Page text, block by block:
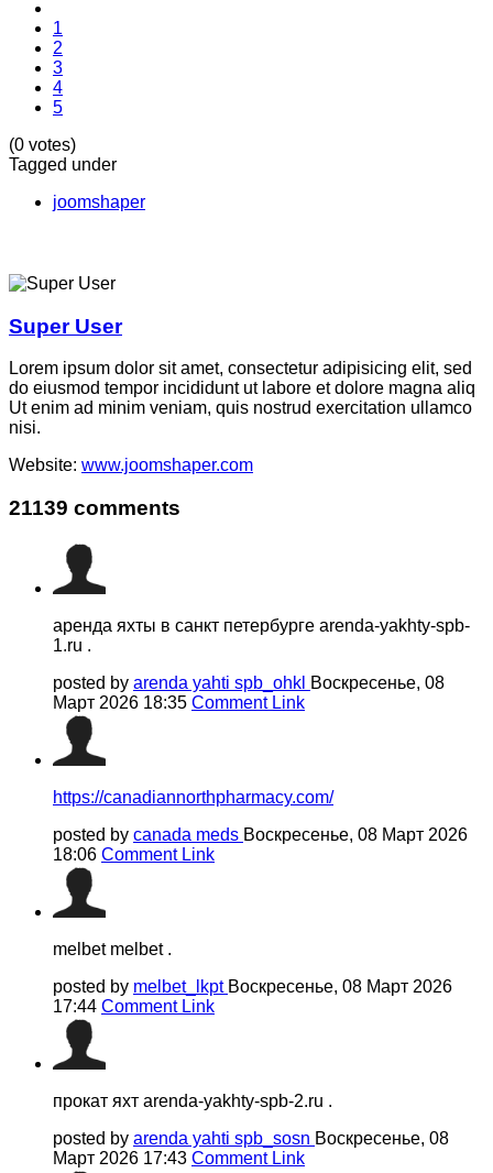
1
2
3
4
5
(0 votes)
Tagged under
joomshaper
Super User
Lorem ipsum dolor sit amet, consectetur adipisicing elit, sed
do eiusmod tempor incididunt ut labore et dolore magna aliq
Ut enim ad minim veniam, quis nostrud exercitation ullamco
nisi.
Website: www.joomshaper.com
21139 comments
аренда яхты в санкт петербурге arenda-yakhty-spb-
1.ru .
posted by arenda yahti spb_ohkl Воскресенье, 08
Март 2026 18:35 Comment Link
https://canadiannorthpharmacy.com/
posted by canada meds Воскресенье, 08 Март 2026
18:06 Comment Link
melbet melbet .
posted by melbet_lkpt Воскресенье, 08 Март 2026
17:44 Comment Link
прокат яхт arenda-yakhty-spb-2.ru .
posted by arenda yahti spb_sosn Воскресенье, 08
Март 2026 17:43 Comment Link